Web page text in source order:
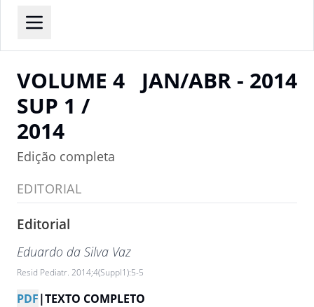
VOLUME 4
SUP 1 /
2014
Edição completa
JAN/ABR - 2014
EDITORIAL
Editorial
Eduardo da Silva Vaz
Resid Pediatr. 2014;4(Suppl1):5-5
PDF|TEXTO COMPLETO